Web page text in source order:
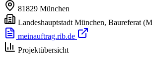
81829 München
Landeshauptstadt München, Baureferat
meinauftrag.rib.de
Projektübersicht